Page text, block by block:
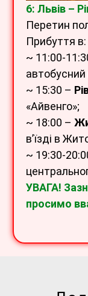
6: Львів –
Перетин
Прибуття в:
~ 11:00-
автобусний
~ 15:30 –
«Айвенго»;
~ 18:00 –
в’їзді в
~ 19:30-
УВАГА!
просимо